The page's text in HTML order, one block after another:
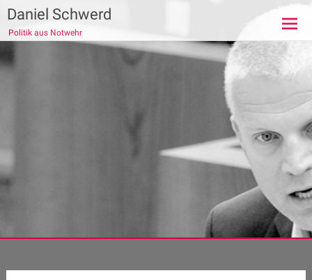
Zum
Inhalt
springen
Daniel Schwerd
Politik aus Notwehr